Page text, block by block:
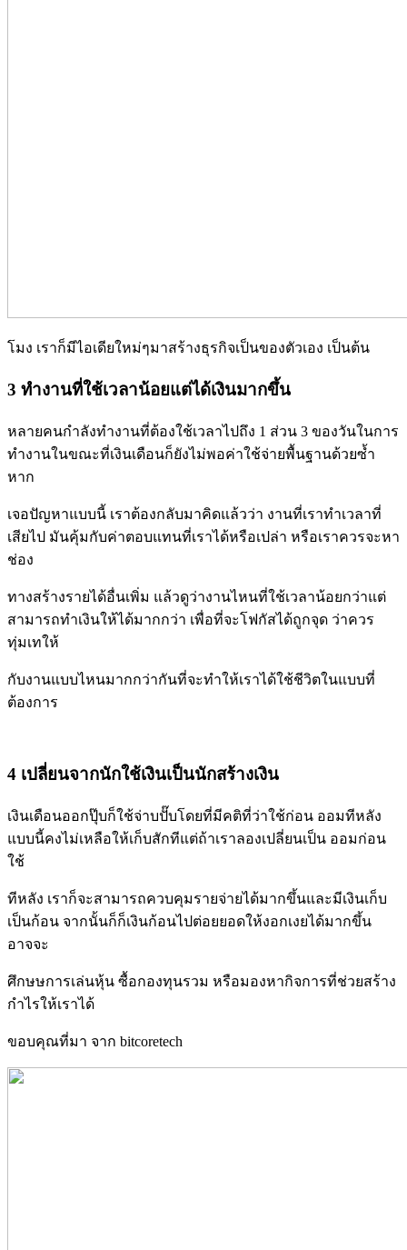
โมง เราก็มีไอเดียใหม่ๆมาสร้างธุรกิจเป็นของตัวเอง เป็นต้น
3 ทำงานที่ใช้เวลาน้อยแต่ได้เงินมากขึ้น
หลายคนกำลังทำงานที่ต้องใช้เวลาไปถึง 1 ส่วน 3 ของวันในการ
ทำงานในขณะที่เงินเดือนก็ยังไม่พอค่าใช้จ่ายพื้นฐานด้วยซ้ำ
หาก
เจอปัญหาแบบนี้ เราต้องกลับมาคิดแล้วว่า งานที่เราทำเวลาที่
เสียไป มันคุ้มกับค่าตอบแทนที่เราได้หรือเปล่า หรือเราควรจะหา
ช่อง
ทางสร้างรายได้อื่นเพิ่ม แล้วดูว่างานไหนที่ใช้เวลาน้อยกว่าแต่
สามารถทำเงินให้ได้มากกว่า เพื่อที่จะโฟกัสได้ถูกจุด ว่าควร
ทุ่มเทให้
กับงานแบบไหนมากกว่ากันที่จะทำให้เราได้ใช้ชีวิตในแบบที่
ต้องการ
4 เปลี่ยนจากนักใช้เงินเป็นนักสร้างเงิน
เงินเดือนออกปุ๊บก็ใช้จ่าบปั๊บโดยที่มีคติที่ว่าใช้ก่อน ออมทีหลัง
แบบนี้คงไม่เหลือให้เก็บสักทีแต่ถ้าเราลองเปลี่ยนเป็น ออมก่อน
ใช้
ทีหลัง เราก็จะสามารถควบคุมรายจ่ายได้มากขึ้นและมีเงินเก็บ
เป็นก้อน จากนั้นก็ก็เงินก้อนไปต่อยยอดให้งอกเงยได้มากขึ้น
อาจจะ
ศึกษษการเล่นหุ้น ซื้อกองทุนรวม หรือมองหากิจการที่ช่วยสร้าง
กำไรให้เราได้
ขอบคุณที่มา จาก bitcoretech